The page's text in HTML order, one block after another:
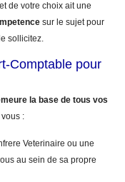
de votre choix ait une
sur le sujet pour
sollicitez.
Comptable pour
la base de tous vos
:
Veterinaire ou une
au sein de sa propre